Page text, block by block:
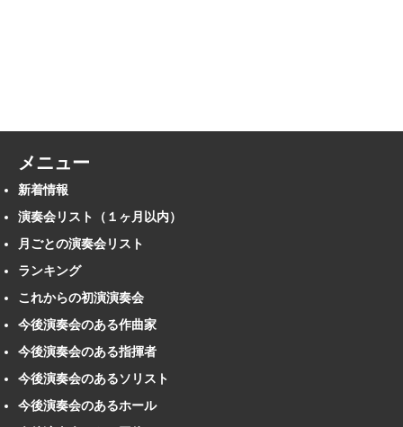
メニュー
新着情報
演奏会リスト（１ヶ月以内）
月ごとの演奏会リスト
ランキング
これからの初演演奏会
今後演奏会のある作曲家
今後演奏会のある指揮者
今後演奏会のあるソリスト
今後演奏会のあるホール